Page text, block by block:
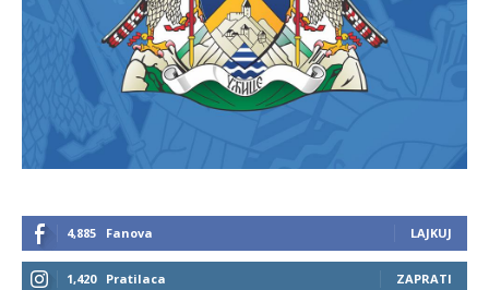
4,885 Fanova LAJKUJ
1,420 Pratilaca ZAPRATI